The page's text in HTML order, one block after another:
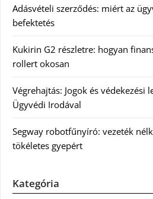
Adásvételi szerződés: miért az
befektetés
Kukirin G2 részletre: hogyan
rollert okosan
Végrehajtás: Jogok és védekezési
Ügyvédi Irodával
Segway robotfűnyíró: vezeték
tökéletes gyepért
Kategória